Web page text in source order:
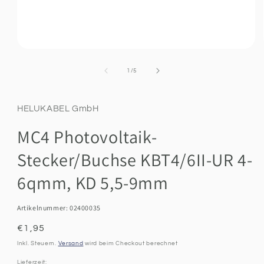
1 /Ab
5
HELUKABEL GmbH
MC4 Photovoltaik-
Stecker/Buchse KBT4/6II-UR 4-
6qmm, KD 5,5-9mm
Artikelnummer: 02400035
Normaler
Preis
€1,95
Inkl. Steuern. Versand wird beim Checkout berechnet
Lieferzeit: